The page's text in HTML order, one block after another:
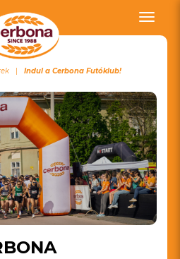
Toggle
Indul a Cerbona Futóklub!